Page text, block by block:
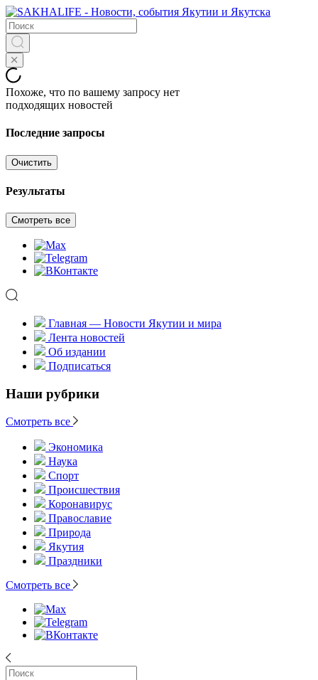
Похоже, что по вашему запросу нет
подходящих новостей
Последние запросы
Очистить
Результаты
Смотреть все
Главная — Новости Якутии и мира
Лента новостей
Об издании
Подписаться
Наши рубрики
Смотреть все
Экономика
Наука
Спорт
Происшествия
Коронавирус
Православие
Природа
Якутия
Праздники
Смотреть все